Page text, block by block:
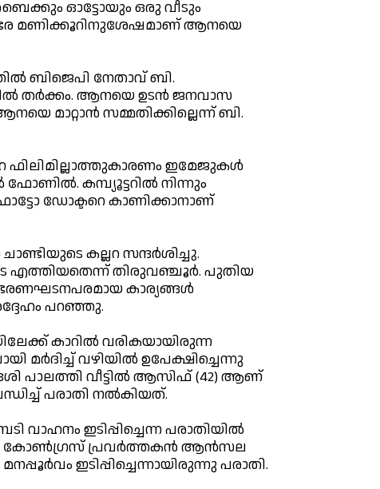
ബൈക്കും ഓട്ടോയും ഒരു വീടും
മണിക്കൂറിനുശേഷമാണ് ആനയെ
ബിജെപി നേതാവ് ബി.
തര്‍ക്കം. ആനയെ ഉടന്‍ ജനവാസ
മാറ്റാന്‍ സമ്മതിക്കില്ലെന്ന് ബി.
ഇമേജുകള്‍
കമ്പ്യൂട്ടറില്‍ നിന്നും
ഡോക്ടറെ കാണിക്കാനാണ്
കല്ലറ സന്ദര്‍ശിച്ചു.
എത്തിയതെന്ന് തിരുവഞ്ചൂര്‍. പുതിയ
ഭരണഘടനപരമായ കാര്യങ്ങള്‍
പറഞ്ഞു.
കാറില്‍ വരികയായിരുന്ന
വഴിയില്‍ ഉപേക്ഷിച്ചെന്നു
പാലത്തി വീട്ടില്‍ ആസിഫ് (42) ആണ്
പരാതി നല്‍കിയത്.
വാഹനം ഇടിപ്പിച്ചെന്ന പരാതിയില്‍
കോണ്‍ഗ്രസ് പ്രവര്‍ത്തകന്‍ ആന്‍സല
ഇടിപ്പിച്ചെന്നായിരുന്നു പരാതി.